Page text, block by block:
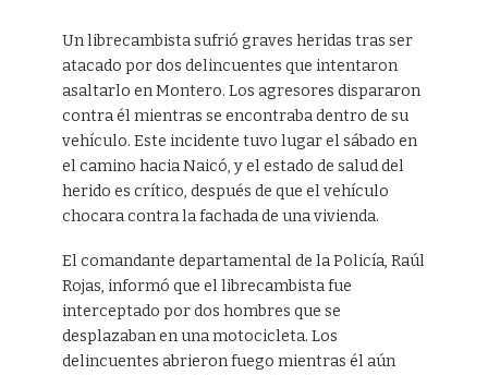
Un librecambista sufrió graves heridas tras ser
atacado por dos delincuentes que intentaron
asaltarlo en Montero. Los agresores dispararon
contra él mientras se encontraba dentro de su
vehículo. Este incidente tuvo lugar el sábado en
el camino hacia Naicó, y el estado de salud del
herido es crítico, después de que el vehículo
chocara contra la fachada de una vivienda.
El comandante departamental de la Policía, Raúl
Rojas, informó que el librecambista fue
interceptado por dos hombres que se
desplazaban en una motocicleta. Los
delincuentes abrieron fuego mientras él aún